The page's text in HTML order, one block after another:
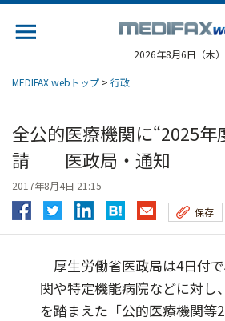
2026年8月6日（木）
MEDIFAX webトップ > 行政
全公的医療機関に“2025年
請 医政局・通知
2017年8月4日 21:15
保存
厚生労働省医政局は4日付
関や特定機能病院などに対し
を踏まえた「公的医療機関等